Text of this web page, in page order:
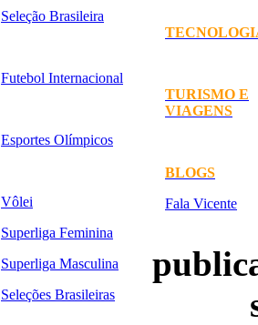
Seleção Brasileira
Futebol Internacional
Esportes Olímpicos
Vôlei
Superliga Feminina
Superliga Masculina
Seleções Brasileiras
TURISMO E
VIAGENS
BLOGS
Fala Vicente